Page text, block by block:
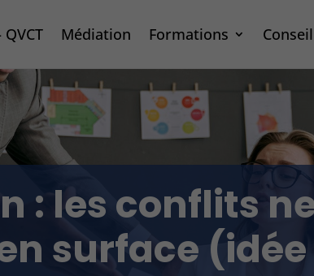
Médiation Formations Conseil
: les conflits
surface